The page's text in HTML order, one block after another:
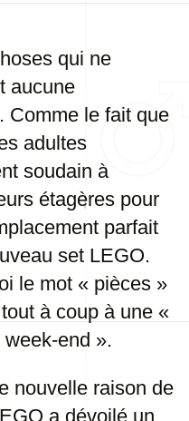
qui ne
aucune
Comme le fait que
adultes
soudain à
étagères pour
parfait
set LEGO.
le mot « pièces »
à coup à une «
end ».
nouvelle raison de
a dévoilé un